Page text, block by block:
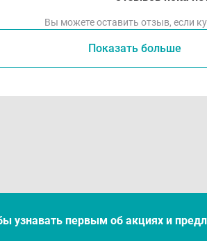
Вы можете оставить отзыв, если
Показать больше
узнавать первым об акцияx и